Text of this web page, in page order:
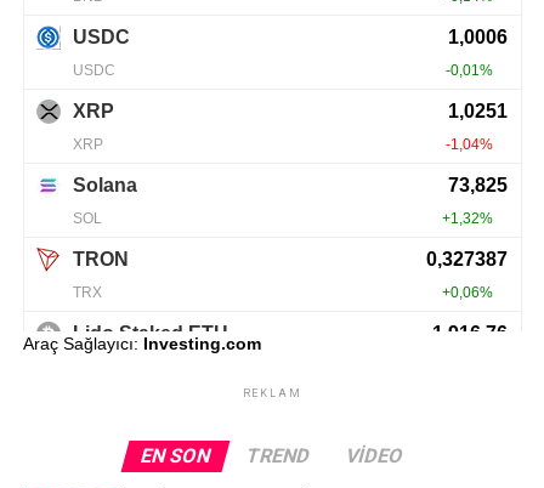
Araç Sağlayıcı: Investing.com
REKLAM
EN SON TREND VIDEO